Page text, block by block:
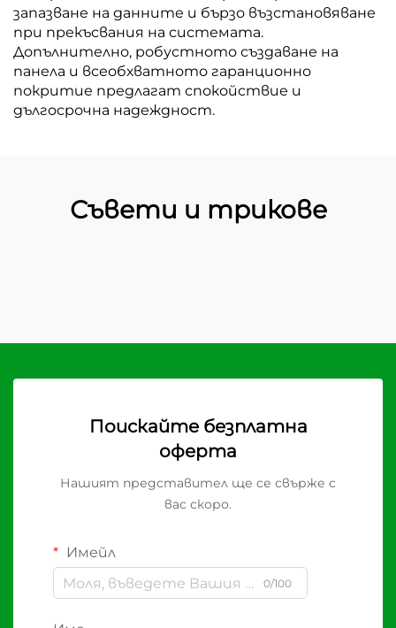
запазване на данните и бързо възстановяване
при прекъсвания на системата.
Допълнително, робустното създаване на
панела и всеобхватното гаранционно
покритие предлагат спокойствие и
дългосрочна надеждност.
Съвети и трикове
Поискайте безплатна
оферта
Нашият представител ще се свърже с
вас скоро.
Имейл
0/100